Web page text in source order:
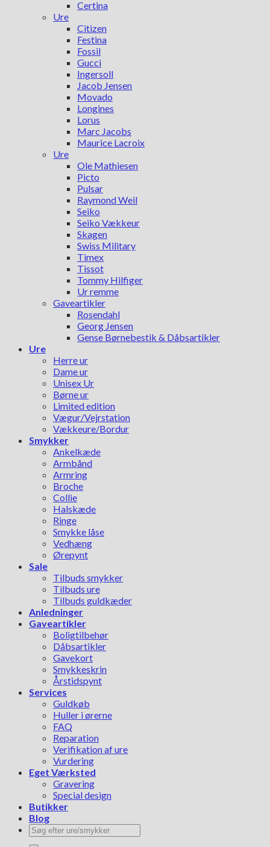
Certina
Ure
Citizen
Festina
Fossil
Gucci
Ingersoll
Jacob Jensen
Movado
Longines
Lorus
Marc Jacobs
Maurice Lacroix
Ure
Ole Mathiesen
Picto
Pulsar
Raymond Weil
Seiko
Seiko Vækkeur
Skagen
Swiss Military
Timex
Tissot
Tommy Hilfiger
Ur remme
Gaveartikler
Rosendahl
Georg Jensen
Gense Børnebestik & Dåbsartikler
Ure
Herre ur
Dame ur
Unisex Ur
Børne ur
Limited edition
Vægur/Vejrstation
Vækkeure/Bordur
Smykker
Ankelkæde
Armbånd
Armring
Broche
Collie
Halskæde
Ringe
Smykke låse
Vedhæng
Ørepynt
Sale
Tilbuds smykker
Tilbuds ure
Tilbuds guldkæder
Anledninger
Gaveartikler
Boligtilbehør
Dåbsartikler
Gavekort
Smykkeskrin
Årstidspynt
Services
Guldkøb
Huller i ørerne
FAQ
Reparation
Verifikation af ure
Vurdering
Eget Værksted
Gravering
Special design
Butikker
Blog
Søg
efter: